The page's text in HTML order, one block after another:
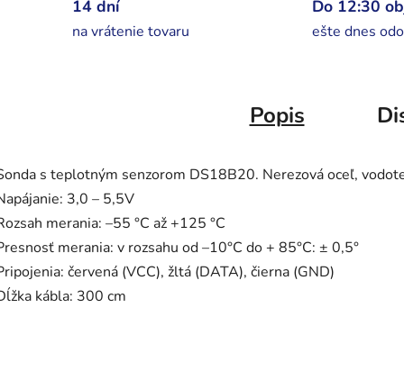
14 dní
na vrátenie tovaru
Do 12:30
ešte dnes
Popis
s teplotným senzorom DS18B20. Nerezová oceľ,
3,0 – 5,5V
merania: –55 °C až +125 °C
merania: v rozsahu od –10°C do + 85°C: ± 0,5°
červená (VCC), žltá (DATA), čierna (GND)
kábla: 300 cm